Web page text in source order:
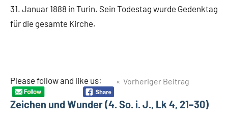
31. Januar 1888 in Turin. Sein Todestag wurde Gedenktag
für die gesamte Kirche.
Please follow and like us:
BeitragsnavigationVorheriger Beitrag
Zeichen und Wunder (4. So. i. J., Lk 4, 21–30)